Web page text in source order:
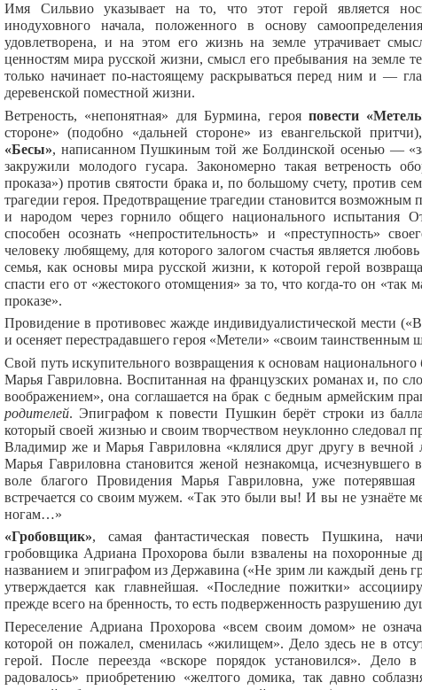
Имя Сильвио указывает на то, что этот герой является
инодуховного начала, положенного в основу
удовлетворена, и на этом его жизнь на земле утрачивает
ценностям мира русской жизни, смысл его пребывания на земле
только начинает по-настоящему раскрываться перед ним и —
деревенской поместной жизни.
Ветреность, «непонятная» для Бурмина, героя повести
стороне» (подобно «дальней стороне» из евангельской
«Бесы», написанном Пушкиным той же Болдинской осенью —
закружили молодого гусара. Закономерно такая ветреность
проказа») против святости брака и, по большому счету, против
трагедии героя. Предотвращение трагедии становится
и народом через горнило общего национального испытания
способен осознать «непростительность» и «преступность»
человеку любящему, для которого залогом счастья является
семья, как основы мира русской жизни, к которой герой
спасти его от «жестокого отомщения» за то, что когда-то он
проказе».
Провидение в противовес жажде индивидуалистической мести
и осеняет перестрадавшего героя «Метели» «своим таинственным
Свой путь искупительного возвращения к основам
Марья Гавриловна. Воспитанная на французских романах и, по
воображением», она соглашается на брак с бедным армейским
родителей. Эпиграфом к повести Пушкин берёт строки из
который своей жизнью и своим творчеством неуклонно следовал
Владимир же и Марья Гавриловна «клялися друг другу в вечной
Марья Гавриловна становится женой незнакомца, исчезнувшего
воле благого Провидения Марья Гавриловна, уже
встречается со своим мужем. «Так это были вы! И вы не узнаёте
ногам…»
«Гробовщик», самая фантастическая повесть Пушкина,
гробовщика Адриана Прохорова были взвалены на похоронные
названием и эпиграфом из Державина («Не зрим ли каждый день
утверждается как главнейшая. «Последние пожитки»
прежде всего на бренность, то есть подверженность разрушению
Переселение Адриана Прохорова «всем своим домом» не
которой он пожалел, сменилась «жилищем». Дело здесь не в
герой. После переезда «вскоре порядок установился». Дело
радовалось» приобретению «желтого домика, так давно